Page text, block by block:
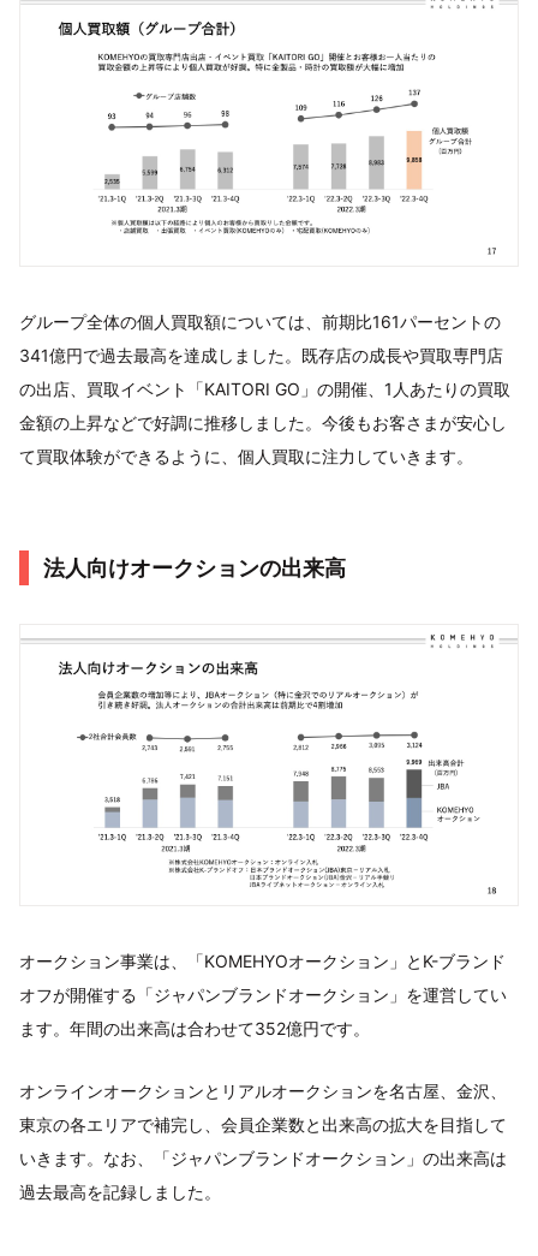
グループ全体の個人買取額については、前期比161パーセントの
341億円で過去最高を達成しました。既存店の成長や買取専門店
の出店、買取イベント「KAITORI GO」の開催、1人あたりの買取
金額の上昇などで好調に推移しました。今後もお客さまが安心し
て買取体験ができるように、個人買取に注力していきます。
法人向けオークションの出来高
オークション事業は、「KOMEHYOオークション」とK-ブランド
オフが開催する「ジャパンブランドオークション」を運営してい
ます。年間の出来高は合わせて352億円です。
オンラインオークションとリアルオークションを名古屋、金沢、
東京の各エリアで補完し、会員企業数と出来高の拡大を目指して
いきます。なお、「ジャパンブランドオークション」の出来高は
過去最高を記録しました。